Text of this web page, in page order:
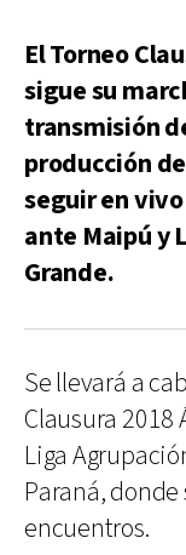
El Torneo
sigue su
transmisión
producción
seguir en
ante Maipú y
Grande.
Se llevará a
Clausura 2018
Liga
Paraná,
encuentros.